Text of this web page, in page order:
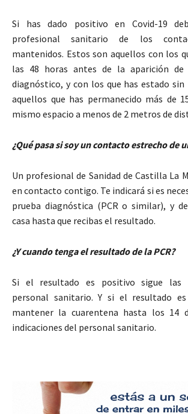
Si has dado positivo en Covid-19
profesional sanitario de los
mantenidos. Estos son aquellos con los
las 48 horas antes de la aparición
diagnóstico, y con los que has estado
aquellos que has permanecido más de
mismo espacio a menos de 2 metros de
¿Qué pasa si soy un contacto estrecho de
Un profesional de Sanidad de Castilla La
en contacto contigo. Te indicará si es
prueba diagnóstica (PCR o similar), y
casa hasta que recibas el resultado.
¿Y cuando tenga el resultado de la PCR?
Si el resultado es positivo sigue las
personal sanitario. Y si el resultado
mantener la cuarentena hasta los 14
indicaciones del personal sanitario.